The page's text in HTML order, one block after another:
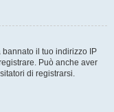
bannato il tuo indirizzo IP
Può anche aver
di registrarsi.